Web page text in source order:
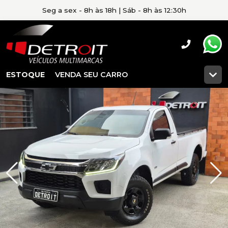
Seg a sex - 8h às 18h | Sáb - 8h às 12:30h
ESTOQUE VENDA SEU CARRO